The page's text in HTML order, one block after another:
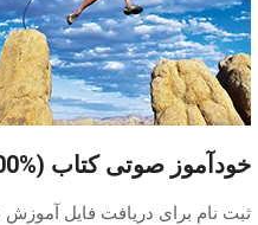
خودآموز صوتی کتاب (ACTIVE SKILLS FOR READING 2 (100%
ثبت نام برای دریافت فایل آموزش